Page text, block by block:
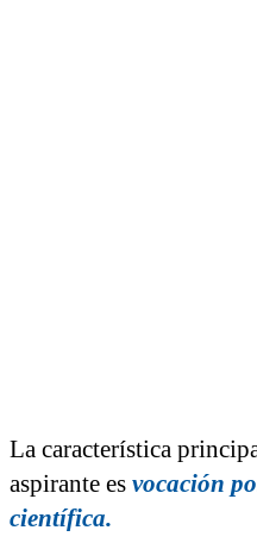
La característica
aspirante es vocación
científica.